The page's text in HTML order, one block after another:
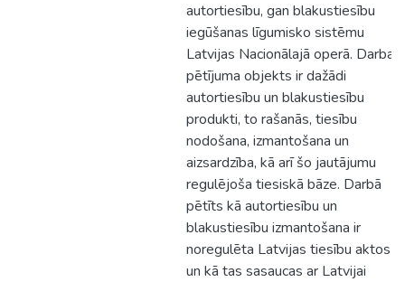
autortiesību, gan blakustiesību
iegūšanas līgumisko sistēmu
Latvijas Nacionālajā operā. Darba
pētījuma objekts ir dažādi
autortiesību un blakustiesību
produkti, to rašanās, tiesību
nodošana, izmantošana un
aizsardzība, kā arī šo jautājumu
regulējoša tiesiskā bāze. Darbā
pētīts kā autortiesību un
blakustiesību izmantošana ir
noregulēta Latvijas tiesību aktos
un kā tas sasaucas ar Latvijai